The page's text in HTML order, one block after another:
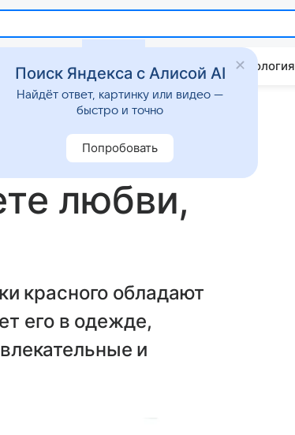
Дом Гороскопы Стиль жизни Психология
красный:
любви,
красного обладают
его в одежде,
и
Поиск Яндекса с Алисой AI
Найдёт ответ, картинку или видео —
быстро и точно
Попробовать